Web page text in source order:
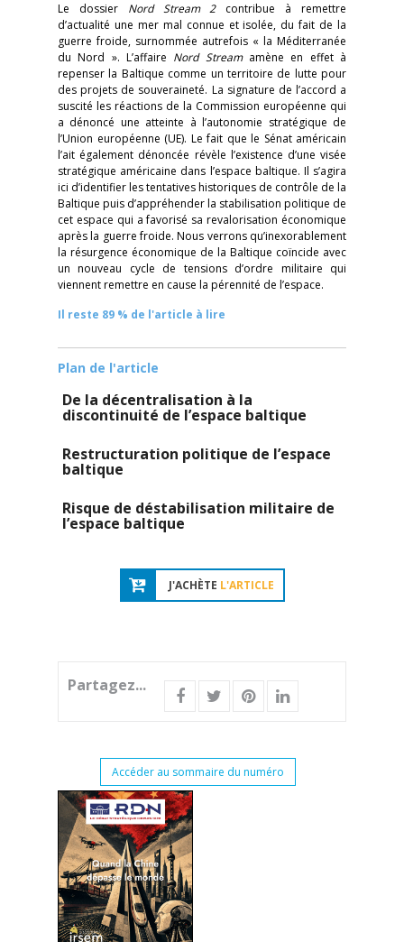
Le dossier Nord Stream 2contribue à remettre
d’actualité une mer mal connue et isolée, du fait de la
guerre froide, surnommée autrefois « la Méditerranée
du Nord ». L’affaire Nord Streamamène en effet à
repenser la Baltique comme un territoire de lutte pour
des projets de souveraineté. La signature de l’accord a
suscité les réactions de la Commission européenne qui
a dénoncé une atteinte à l’autonomie stratégique de
l’Union européenne (UE). Le fait que le Sénat américain
l’ait également dénoncée révèle l’existence d’une visée
stratégique américaine dans l’espace baltique. Il s’agira
ici d’identifier les tentatives historiques de contrôle de la
Baltique puis d’appréhender la stabilisation politique de
cet espace qui a favorisé sa revalorisation économique
après la guerre froide. Nous verrons qu’inexorablement
la résurgence économique de la Baltique coïncide avec
un nouveau cycle de tensions d’ordre militaire qui
viennent remettre en cause la pérennité de l’espace.
Il reste 89 % de l'article à lire
Plan de l'article
De la décentralisation à la
discontinuité de l’espace baltique
Restructuration politique de l’espace
baltique
Risque de déstabilisation militaire de
l’espace baltique
J'ACHÈTE L'ARTICLE
Partagez...
Accéder au sommaire du numéro